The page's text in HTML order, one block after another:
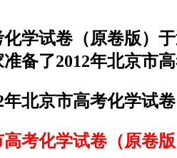
化学试卷（原卷版）
备了2012年北京市
北京市高考化学试
考化学试卷（原卷版